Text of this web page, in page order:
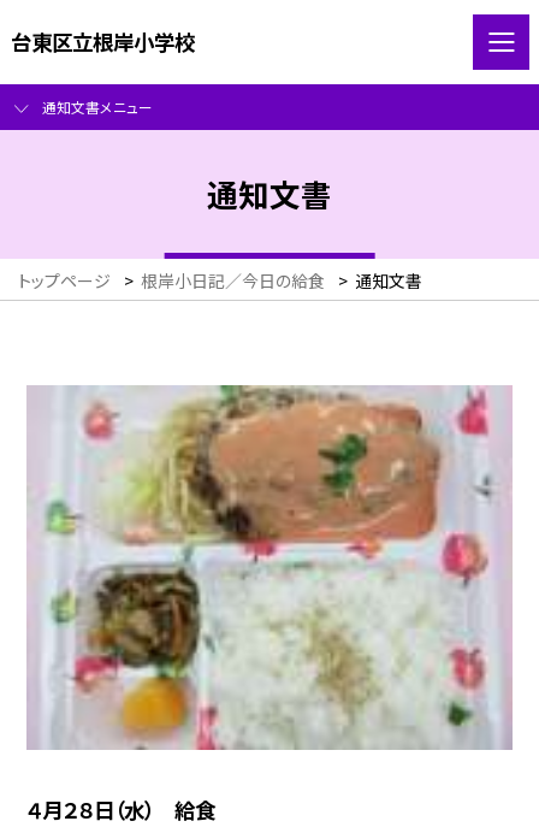
台東区立根岸小学校
通知文書メニュー
通知文書
トップページ > 根岸小日記／今日の給食 > 通知文書
４月２８日（水） 給食